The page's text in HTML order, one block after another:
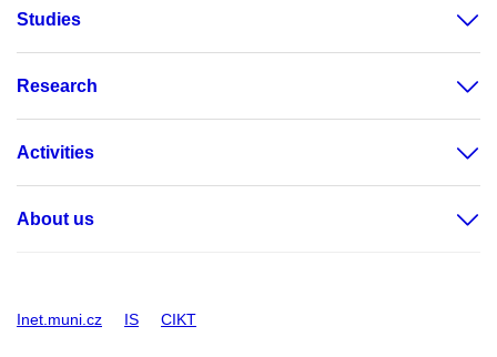
Studies
Research
Activities
About us
Inet.muni.cz IS CIKT